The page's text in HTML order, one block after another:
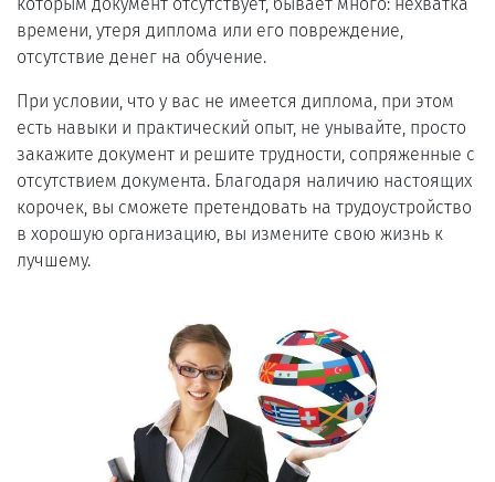
времени, утеря диплома или его повреждение,
отсутствие денег на обучение.
При условии, что у вас не имеется диплома, при этом
есть навыки и практический опыт, не унывайте, просто
закажите документ и решите трудности, сопряженные с
отсутствием документа. Благодаря наличию настоящих
корочек, вы сможете претендовать на трудоустройство
в хорошую организацию, вы измените свою жизнь к
лучшему.